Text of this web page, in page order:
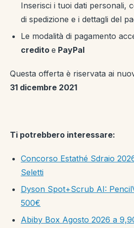
Inserisci i tuoi dati personali,
di spedizione e i dettagli del
Le modalità di pagamento
credito e PayPal
Questa offerta è riservata ai
31 dicembre 2021
Ti potrebbero interessare:
Concorso Estathé Sdraio
Seletti
Dyson Spot+Scrub AI:
500€
Abiby Box Agosto 2026 a